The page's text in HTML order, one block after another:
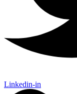
Linkedin-in